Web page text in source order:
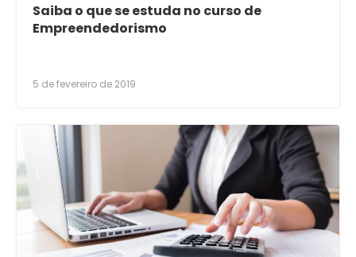
Saiba o que se estuda no curso de
Empreendedorismo
5 de fevereiro de 2019